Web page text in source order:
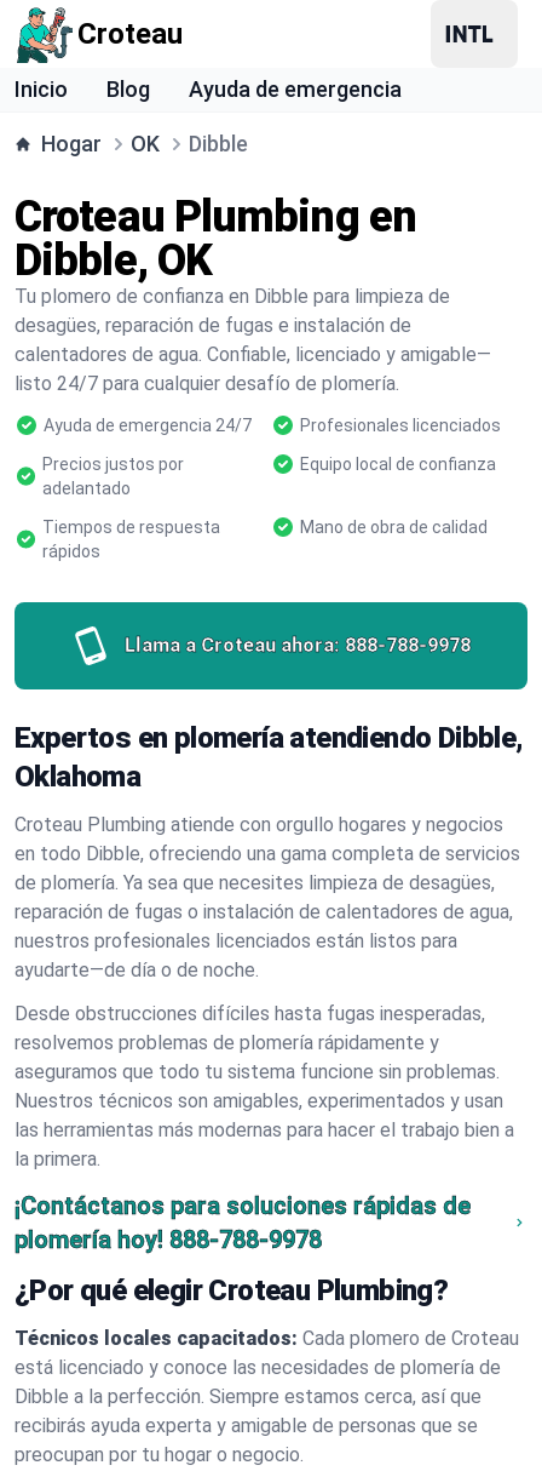
Croteau
Inicio Blog Ayuda de emergencia
Hogar OK Dibble
Croteau Plumbing en
Dibble, OK
Tu plomero de confianza en Dibble para limpieza de
desagües, reparación de fugas e instalación de
calentadores de agua. Confiable, licenciado y amigable—
listo 24/7 para cualquier desafío de plomería.
Ayuda de emergencia 24/7
Profesionales licenciados
Precios justos por
adelantado
Equipo local de confianza
Tiempos de respuesta
rápidos
Mano de obra de calidad
Llama a Croteau ahora: 888-788-9978
Expertos en plomería atendiendo Dibble,
Oklahoma
Croteau Plumbing atiende con orgullo hogares y negocios
en todo Dibble, ofreciendo una gama completa de servicios
de plomería. Ya sea que necesites limpieza de desagües,
reparación de fugas o instalación de calentadores de agua,
nuestros profesionales licenciados están listos para
ayudarte—de día o de noche.
Desde obstrucciones difíciles hasta fugas inesperadas,
resolvemos problemas de plomería rápidamente y
aseguramos que todo tu sistema funcione sin problemas.
Nuestros técnicos son amigables, experimentados y usan
las herramientas más modernas para hacer el trabajo bien a
la primera.
¡Contáctanos para soluciones rápidas de
plomería hoy! 888-788-9978
¿Por qué elegir Croteau Plumbing?
Técnicos locales capacitados: Cada plomero de Croteau
está licenciado y conoce las necesidades de plomería de
Dibble a la perfección. Siempre estamos cerca, así que
recibirás ayuda experta y amigable de personas que se
preocupan por tu hogar o negocio.